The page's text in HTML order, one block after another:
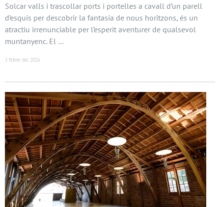
Solcar valls i trascollar ports i portelles a cavall d’un parell
d’esquís per descobrir la fantasia de nous horitzons, és un
atractiu irrenunciable per l’esperit aventurer de qualsevol
muntanyenc. El …
3 febrer del 2026